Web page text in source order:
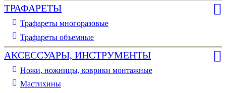
ТРАФАРЕТЫ
Трафареты многоразовые
Трафареты объемные
АКСЕССУАРЫ, ИНСТРУМЕНТЫ
Ножи, ножницы, коврики монтажные
Мастихины